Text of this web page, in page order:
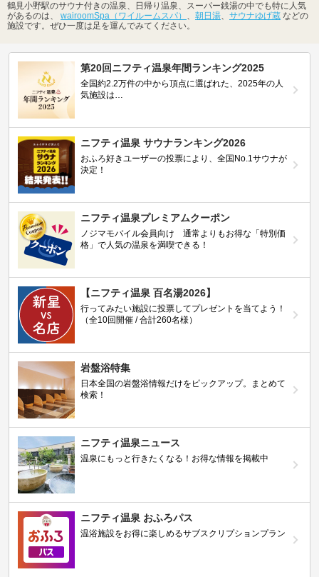
鶴見小野駅のサウナ付きの温泉、日帰り温泉、スーパー銭湯の中でも特に人気
があるのは、 wairoomSpa（ワイルームスパ） 、 朝日湯、 サウナゆげ蔵 などの
施設です。ぜひ一度は足を運んでみてください。
第20回ニフティ温泉年間ランキング2025
全国約2.2万件の中から頂点に選ばれた、2025年の人
気施設は…
ニフティ温泉 サウナランキング2026
おふろ好きユーザーの投票により、全国No.1サウナが
決定！
ニフティ温泉プレミアムクーポン
ノジマモバイル会員向け 通常よりもお得な「特別価
格」で人気の温泉を満喫できる！
【ニフティ温泉 百名湯2026】
行ってみたい施設に投票してプレゼントを当てよう！
（全10回開催 / 合計260名様）
岩盤浴特集
日本全国の岩盤浴情報だけをピックアップ。まとめて
検索！
ニフティ温泉ニュース
温泉にもっと行きたくなる！お得な情報を掲載中
ニフティ温泉 おふろパス
温浴施設をお得に楽しめるサブスクリプションプラン